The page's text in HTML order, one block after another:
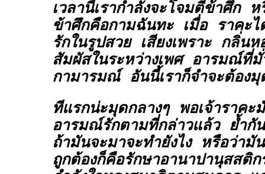
เวลานี้เรากำลังจะโจมตีข้าศึก
ข้าศึกคือกามฉันทะ เมื่อ ราคะ
รักในรูปสวย เสียงเพราะ กลิ่น
สัมผัสในระหว่างเพศ อารมณ์ที่มั่
กามารมณ์ อันนี้เราก็จำจะต้องมุ
ทีแรกน่ะมุดกลางๆ พอเจ้าราคะ
อารมณ์รักตามที่กล่าวแล้ว ย้ำกัน
ถ้ามันจะมาจะทำยังไง หรือว่า
ถูกต้องก็คือรักษาอานาปานุสสติ